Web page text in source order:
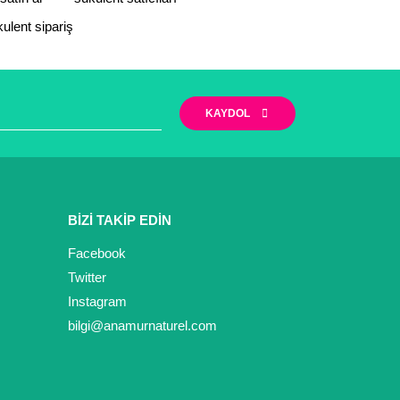
sipariş
KAYDOL
BİZİ TAKİP EDİN
Facebook
Twitter
Instagram
bilgi@anamurnaturel.com